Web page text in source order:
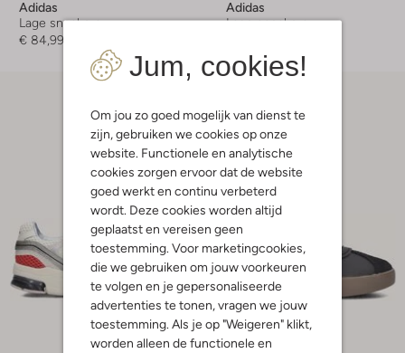
Jum, cookies!
Om jou zo goed mogelijk van dienst te
zijn, gebruiken we cookies op onze
website. Functionele en analytische
cookies zorgen ervoor dat de website
goed werkt en continu verbeterd
wordt. Deze cookies worden altijd
geplaatst en vereisen geen
toestemming. Voor marketingcookies,
die we gebruiken om jouw voorkeuren
te volgen en je gepersonaliseerde
advertenties te tonen, vragen we jouw
toestemming. Als je op "Weigeren" klikt,
worden alleen de functionele en
Adidas
Lage sneakers
€ 84,99
Adidas
Lage sneakers
Laatste item